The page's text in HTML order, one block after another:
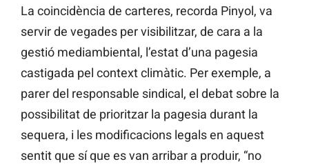
La coincidència de carteres, recorda Pinyol, va
servir de vegades per visibilitzar, de cara a la
gestió mediambiental, l’estat d’una pagesia
castigada pel context climàtic. Per exemple, a
parer del responsable sindical, el debat sobre la
possibilitat de prioritzar la pagesia durant la
sequera, i les modificacions legals en aquest
sentit que sí que es van arribar a produir, “no